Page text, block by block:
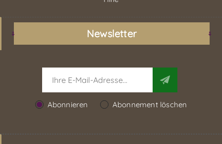
Newsletter
Abonnieren Abonnement löschen